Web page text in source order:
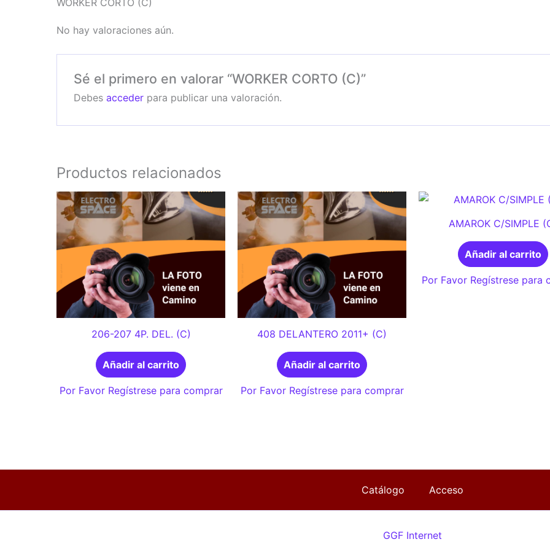
WORKER CORTO (C)
No hay valoraciones aún.
Sé el primero en valorar “WORKER CORTO (C)”
Debes accederpara publicar una valoración.
Productos relacionados
206-207 4P. DEL. (C)
Añadir al carrito
Por Favor Regístrese para comprar
408 DELANTERO 2011+ (C)
Añadir al carrito
Por Favor Regístrese para comprar
AMAROK C/SIMPLE
Añadir al carrito
Por Favor Regístrese para
Catálogo Acceso
GGF Internet